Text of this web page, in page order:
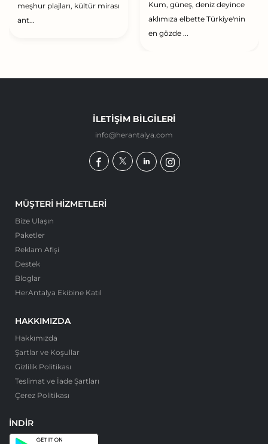
meşhur plajları, kültür mirası
ant...
Kum, güneş, deniz deyince
aklımıza elbette Türkiye'nin
en gözde ...
İLETIŞIM BILGILERI
info@herantalya.com
MÜŞTERI HIZMETLERI
Bize Ulaşın
Paketler
Reklam Afişi
Destek
Bloglar
HerAntalya Ekibine Katıl
HAKKIMIZDA
Hakkımızda
Şartlar ve Koşullar
Gizlilik Politikası
Teslimat ve İade Şartları
Çerez Politikası
İNDIR